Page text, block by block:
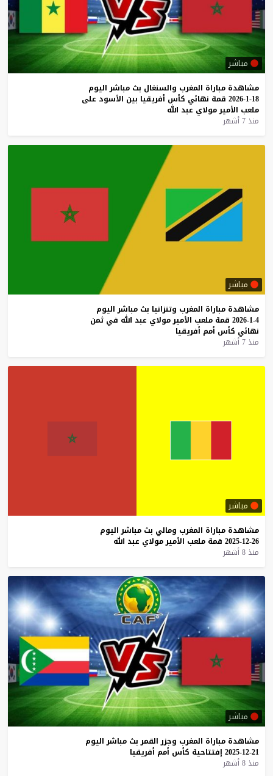
مباشر
مشاهدة مباراة المغرب والسنغال بث مباشر اليوم
18-1-2026
قمة نهائي كأس أفريقيا بين الأسود على
ملعب الأميرمولاي عبد الله
منذ 7 أشهر
مباشر
مشاهدة مباراة المغرب وتنزانيا بث مباشر اليوم
4-1-2026
قمة ملعب الأميرمولاي عبد الله في ثمن
نهائي كأس أمم أفريقيا
منذ 7 أشهر
مباشر
مشاهدة مباراة المغرب ومالي بث مباشر اليوم
26-12-2025
قمة ملعب الأميرمولاي عبد الله
منذ 8 أشهر
مباشر
مشاهدة مباراة المغرب وجزر القمر بث مباشر اليوم
21-12-2025
إفتتاحية كأس أمم أفريقيا
منذ 8 أشهر